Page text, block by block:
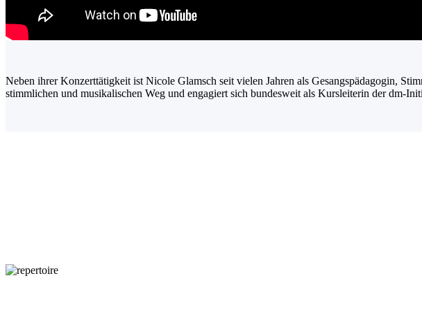
Neben ihrer Konzerttätigkeit ist Nicole Glamsch seit vielen Jahren als Gesangspädagogin,
stimmlichen und musikalischen Weg und engagiert sich bundesweit als Kursleiterin der dm-